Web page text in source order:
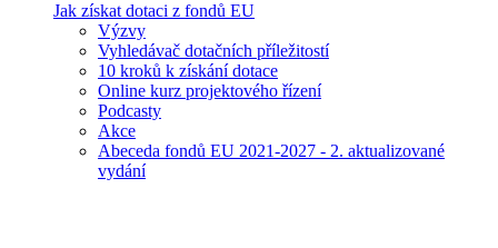
Jak získat dotaci z fondů EU
Výzvy
Vyhledávač dotačních příležitostí
10 kroků k získání dotace
Online kurz projektového řízení
Podcasty
Akce
Abeceda fondů EU 2021-2027 - 2. aktualizované
vydání